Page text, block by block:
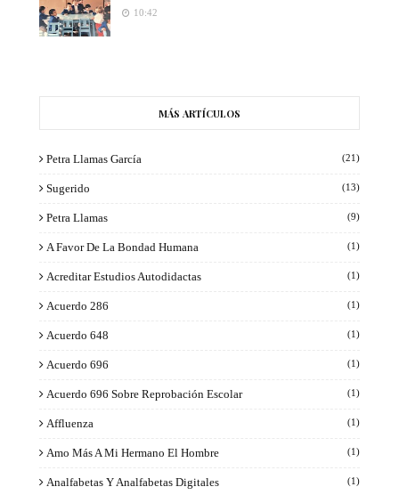
10:42
MÁS ARTÍCULOS
Petra Llamas García (21)
Sugerido (13)
Petra Llamas (9)
A Favor De La Bondad Humana (1)
Acreditar Estudios Autodidactas (1)
Acuerdo 286 (1)
Acuerdo 648 (1)
Acuerdo 696 (1)
Acuerdo 696 Sobre Reprobación Escolar (1)
Affluenza (1)
Amo Más A Mi Hermano El Hombre (1)
Analfabetas Y Analfabetas Digitales (1)